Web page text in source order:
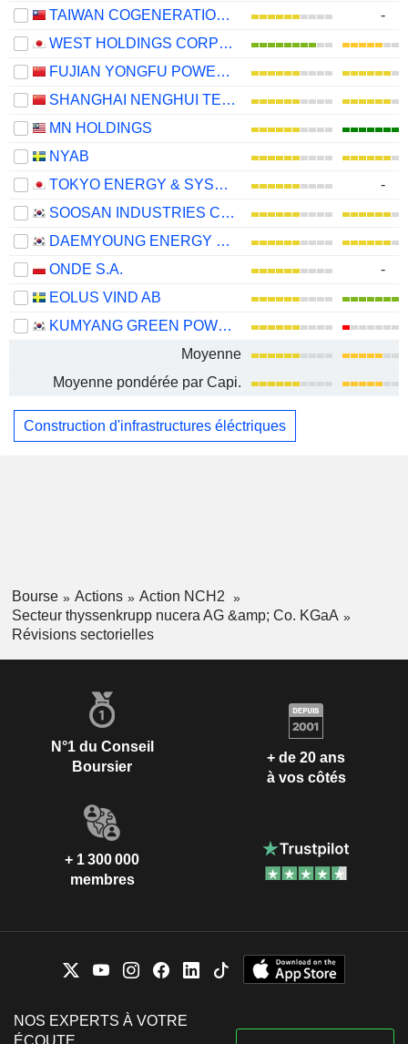
TAIWAN COGENERATION CORPORATION
-
WEST HOLDINGS CORPORATION
FUJIAN YONGFU POWER ENGINEERING CO.,LTD.
SHANGHAI NENGHUI TECHNOLOGY CO.,LTD.
MN HOLDINGS
NYAB
TOKYO ENERGY & SYSTEMS INC.
-
SOOSAN INDUSTRIES CO., LTD.
DAEMYOUNG ENERGY CO.,LTD
ONDE S.A.
-
EOLUS VIND AB
KUMYANG GREEN POWER CO., LTD.
Moyenne
Moyenne pondérée par Capi.
Construction d'infrastructures éléctriques
Bourse Actions
Action NCH2
Secteur thyssenkrupp nucera AG &amp; Co. KGaA
Révisions sectorielles
N°1 du Conseil
Boursier
+ de 20 ans
à vos côtés
+ 1 300 000
membres
NOS EXPERTS À VOTRE
ÉCOUTE